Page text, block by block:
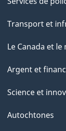
Transport et
Le Canada et le
Argent et
Science et
Autochtones